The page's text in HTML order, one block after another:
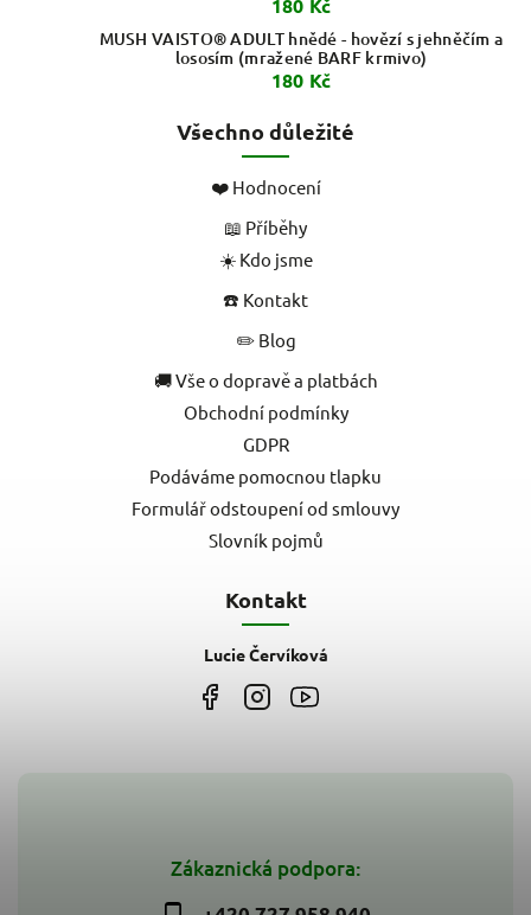
Zákaznická podpora:
180 Kč
MUSH VAISTO® ADULT hnědé - hovězí s jehněčím a
lososím (mražené BARF krmivo)
180 Kč
Všechno důležité
❤️ Hodnocení
📖 Příběhy
☀️ Kdo jsme
☎️ Kontakt
✏️ Blog
🚚 Vše o dopravě a platbách
Obchodní podmínky
GDPR
Podáváme pomocnou tlapku
Formulář odstoupení od smlouvy
Slovník pojmů
Kontakt
Lucie Červíková